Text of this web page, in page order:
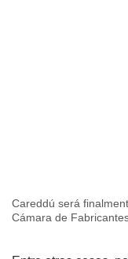
Careddú será
Cámara de